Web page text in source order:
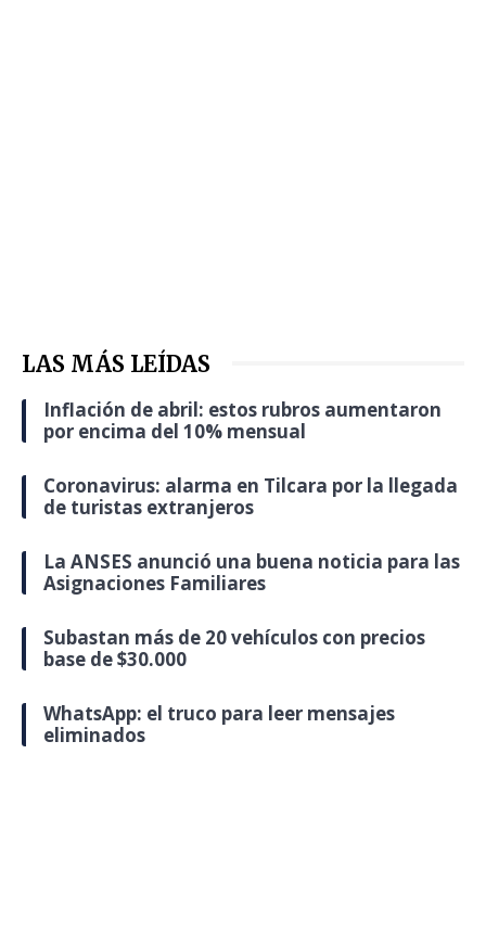
LAS MÁS LEÍDAS
Inflación de abril: estos rubros aumentaron
por encima del 10% mensual
Coronavirus: alarma en Tilcara por la llegada
de turistas extranjeros
La ANSES anunció una buena noticia para las
Asignaciones Familiares
Subastan más de 20 vehículos con precios
base de $30.000
WhatsApp: el truco para leer mensajes
eliminados